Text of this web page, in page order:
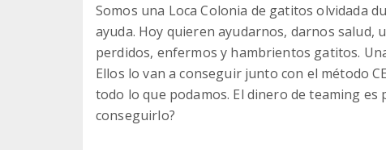
Somos una Loca Colonia de gatitos olvidada
ayuda. Hoy quieren ayudarnos, darnos salud,
perdidos, enfermos y hambrientos gatitos.
Ellos lo van a conseguir junto con el método
todo lo que podamos. El dinero de teaming es
conseguirlo?